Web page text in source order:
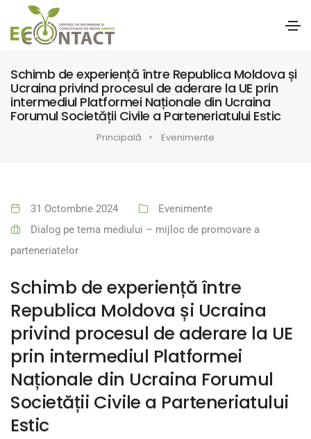
Schimb de experiență între Republica Moldova și
Ucraina privind procesul de aderare la UE prin
intermediul Platformei Naționale din Ucraina
Forumul Societății Civile a Parteneriatului Estic
Principală Evenimente
31 Octombrie 2024
Evenimente
Dialog pe tema mediului – mijloc de promovare a
parteneriatelor
Schimb de experiență între
Republica Moldova și Ucraina
privind procesul de aderare la UE
prin intermediul Platformei
Naționale din Ucraina Forumul
Societății Civile a Parteneriatului
Estic